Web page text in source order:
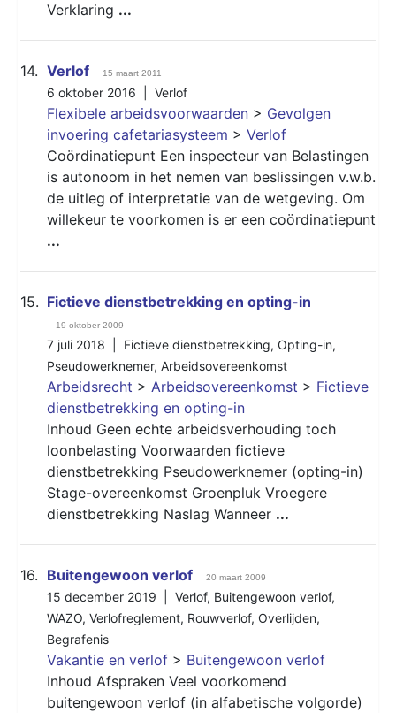
Verklaring ...
14. Verlof 15 maart 2011
6 oktober 2016 | Verlof
Flexibele arbeidsvoorwaarden > Gevolgen
invoering cafetariasysteem > Verlof
Coördinatiepunt Een inspecteur van Belastingen
is autonoom in het nemen van beslissingen v.w.b.
de uitleg of interpretatie van de wetgeving. Om
willekeur te voorkomen is er een coördinatiepunt
...
15. Fictieve dienstbetrekking en opting-in
19 oktober 2009
7 juli 2018 | Fictieve dienstbetrekking, Opting-in,
Pseudowerknemer, Arbeidsovereenkomst
Arbeidsrecht > Arbeidsovereenkomst > Fictieve
dienstbetrekking en opting-in
Inhoud Geen echte arbeidsverhouding toch
loonbelasting Voorwaarden fictieve
dienstbetrekking Pseudowerknemer (opting-in)
Stage-overeenkomst Groenpluk Vroegere
dienstbetrekking Naslag Wanneer ...
16. Buitengewoon verlof 20 maart 2009
15 december 2019 | Verlof, Buitengewoon verlof,
WAZO, Verlofreglement, Rouwverlof, Overlijden,
Begrafenis
Vakantie en verlof > Buitengewoon verlof
Inhoud Afspraken Veel voorkomend
buitengewoon verlof (in alfabetische volgorde)